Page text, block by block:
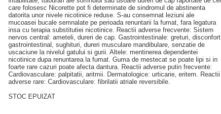
care folosesc Nicorette pot fi determinate de sindromul de abstinenta
datorita unor nivele nicotinice reduse. S-au consemnat leziuni ale
mucoasei bucale semnalate pe perioada renuntarii la fumat, fara legatura
insa cu terapia substitutiei nicotinice. Reactii adverse frecvente: Sistem
nervos central: ameteli, dureri de cap. Gastrointestinale: greturi, disconfort
gastrointestinal, sughituri, dureri musculare mandibulare, senzatie de
uscaciune la nivelul gatului si gurii. Altele: mentinerea dependentei
nicotinice dupa renuntarea la fumat. Guma de mestecat se poate lipi si in
foarte rare cazuri poate afecta dantura. Reactii adverse putin frecvente:
Cardiovasculare: palpitatii, aritmii. Dermatologice: urticarie, eritem. Reactii
adverse rare: Cardiovasculare: fibrilatii atriale reversibile.
STOC EPUIZAT